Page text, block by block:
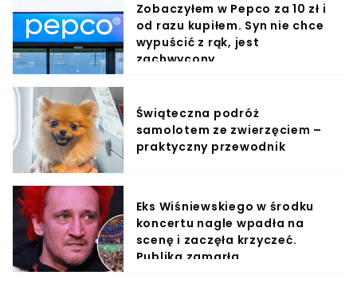
Zobaczyłem w Pepco za 10 zł i
od razu kupiłem. Syn nie chce
wypuścić z rąk, jest
zachwycony
Świąteczna podróż
samolotem ze zwierzęciem –
praktyczny przewodnik
Eks Wiśniewskiego w środku
koncertu nagle wpadła na
scenę i zaczęła krzyczeć.
Publika zamarła